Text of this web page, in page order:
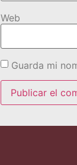
Web
Guarda mi